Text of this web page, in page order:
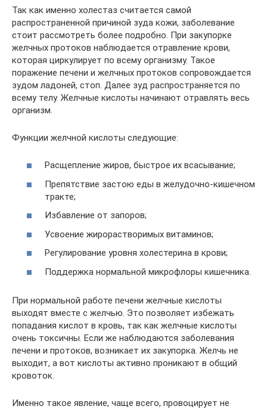
Так как именно холестаз считается самой
распространенной причиной зуда кожи, заболевание
стоит рассмотреть более подробно. При закупорке
желчных протоков наблюдается отравление крови,
которая циркулирует по всему организму. Такое
поражение печени и желчных протоков сопровождается
зудом ладоней, стоп. Далее зуд распространяется по
всему телу. Желчные кислоты начинают отравлять весь
организм.
Функции желчной кислоты следующие:
Расщепление жиров, быстрое их всасывание;
Препятствие застою еды в желудочно-кишечном
тракте;
Избавление от запоров;
Усвоение жирорастворимых витаминов;
Регулирование уровня холестерина в крови;
Поддержка нормальной микрофлоры кишечника.
При нормальной работе печени желчные кислоты
выходят вместе с желчью. Это позволяет избежать
попадания кислот в кровь, так как желчные кислоты
очень токсичны. Если же наблюдаются заболевания
печени и протоков, возникает их закупорка. Желчь не
выходит, а вот кислоты активно проникают в общий
кровоток.
Именно такое явление, чаще всего, провоцирует не